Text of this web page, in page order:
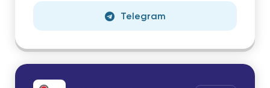
Telegram